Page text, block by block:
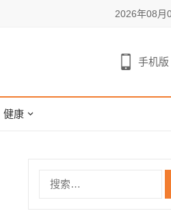
2026年08月
手机版
健康